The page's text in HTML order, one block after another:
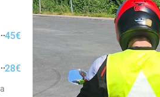
45€
28€